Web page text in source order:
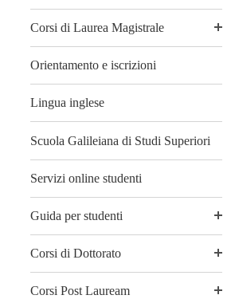
Corsi di Laurea Magistrale
Orientamento e iscrizioni
Lingua inglese
Scuola Galileiana di Studi Superiori
Servizi online studenti
Guida per studenti
Corsi di Dottorato
Corsi Post Lauream